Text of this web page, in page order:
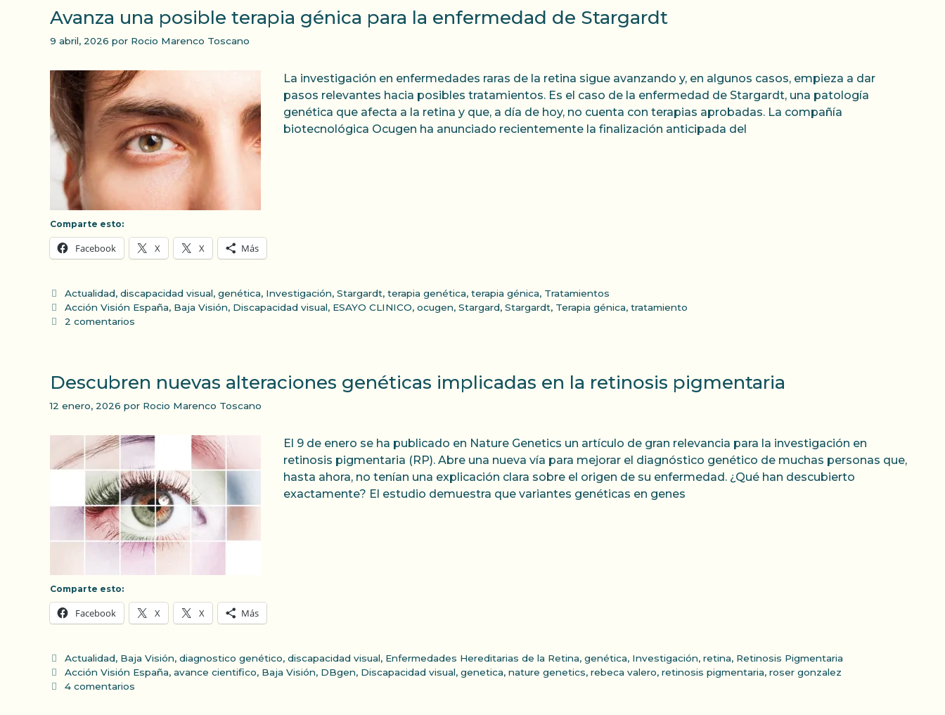
Avanza una posible terapia génica para la enfermedad de Stargardt
9 abril, 2026 por Rocio Marenco Toscano
La investigación en enfermedades raras de la retina sigue avanzando y, en algunos casos, empieza a dar
pasos relevantes hacia posibles tratamientos. Es el caso de la enfermedad de Stargardt, una patología
genética que afecta a la retina y que, a día de hoy, no cuenta con terapias aprobadas. La compañía
biotecnológica Ocugen ha anunciado recientemente la finalización anticipada del
Comparte esto:
Facebook X X Más
Categorías
Actualidad, discapacidad visual, genética, Investigación, Stargardt, terapia genética, terapia génica, Tratamientos
Etiquetas
Acción Visión España, Baja Visión, Discapacidad visual, ESAYO CLINICO, ocugen, Stargard, Stargardt, Terapia génica, tratamiento
2 comentarios
Descubren nuevas alteraciones genéticas implicadas en la retinosis pigmentaria
12 enero, 2026 por Rocio Marenco Toscano
El 9 de enero se ha publicado en Nature Genetics un artículo de gran relevancia para la investigación en
retinosis pigmentaria (RP). Abre una nueva vía para mejorar el diagnóstico genético de muchas personas que,
hasta ahora, no tenían una explicación clara sobre el origen de su enfermedad. ¿Qué han descubierto
exactamente? El estudio demuestra que variantes genéticas en genes
Comparte esto:
Facebook X X Más
Categorías
Actualidad, Baja Visión, diagnostico genético, discapacidad visual, Enfermedades Hereditarias de la Retina, genética, Investigación, retina, Retinosis Pigmentaria
Etiquetas
Acción Visión España, avance cientifico, Baja Visión, DBgen, Discapacidad visual, genetica, nature genetics, rebeca valero, retinosis pigmentaria, roser gonzalez
4 comentarios